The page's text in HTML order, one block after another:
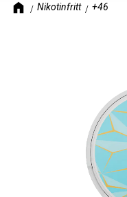
Nikotinfritt +46